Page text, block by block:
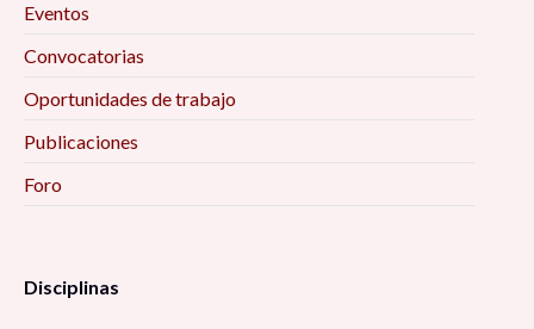
Eventos
Convocatorias
Oportunidades de trabajo
Publicaciones
Foro
Disciplinas